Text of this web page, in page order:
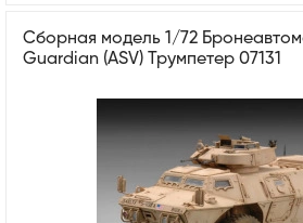
Сборная модель 1/72
Guardian (ASV) Трумпетер 07131